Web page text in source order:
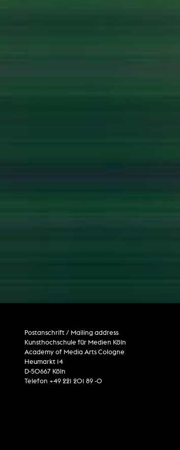
Postanschrift / Mailing address
Kunsthochschule für Medien Köln
Academy of Media Arts Cologne
Heumarkt 14
D-50667 Köln
Telefon +49 221 201 89 -0